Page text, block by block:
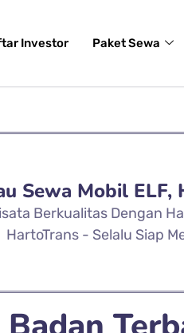
Investor Paket Sewa
Sewa Mobil ELF,
Berkualitas Dengan
HartoTrans - Selalu Siap